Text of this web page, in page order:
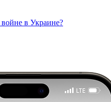
в Украине?